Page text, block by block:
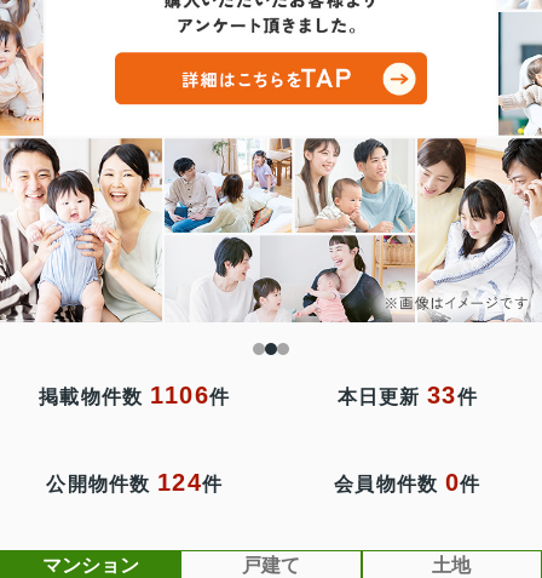
掲載物件数 1106件 本日更新33件
公開物件数 124件 会員物件数 0件
マンション 戸建て 土地